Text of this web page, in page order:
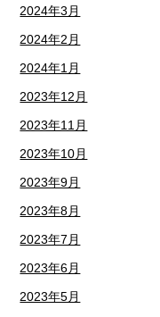
2024年3月
2024年2月
2024年1月
2023年12月
2023年11月
2023年10月
2023年9月
2023年8月
2023年7月
2023年6月
2023年5月